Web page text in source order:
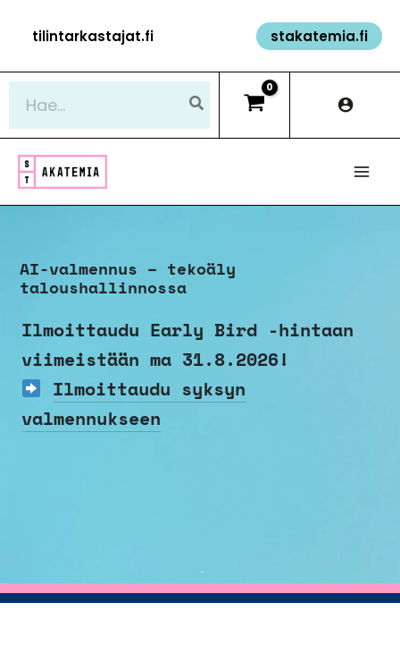
sisältöön
tilintarkastajat.fi stakatemia.fi
AI-valmennus – tekoäly
taloushallinnossa
Ilmoittaudu Early Bird -hintaan
viimeistään ma 31.8.2026!
Ilmoittaudu syksyn
valmennukseen